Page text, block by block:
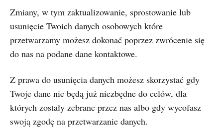
Zmiany, w tym zaktualizowanie, sprostowanie lub
usunięcie Twoich danych osobowych które
przetwarzamy możesz dokonać poprzez zwrócenie się
do nas na podane dane kontaktowe.
Z prawa do usunięcia danych możesz skorzystać gdy
Twoje dane nie będą już niezbędne do celów, dla
których zostały zebrane przez nas albo gdy wycofasz
swoją zgodę na przetwarzanie danych.